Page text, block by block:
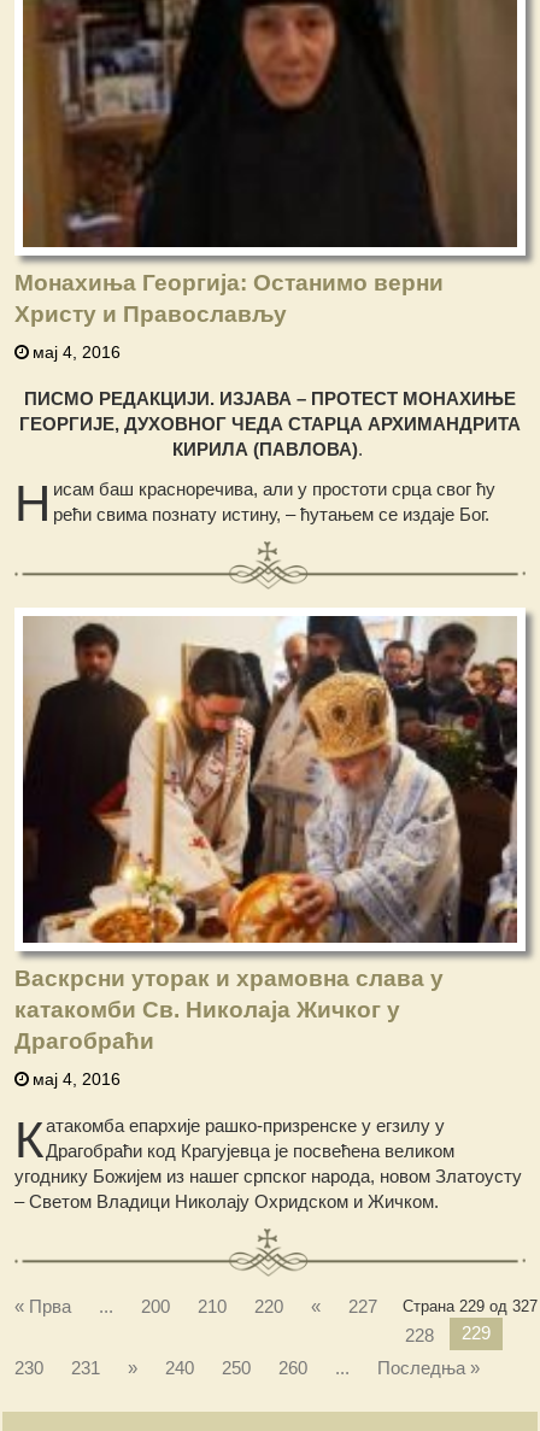
Монахиња Георгија: Останимо верни
Христу и Православљу
мај 4, 2016
ПИСМО РЕДАКЦИЈИ. ИЗЈАВА – ПРОТЕСТ МОНАХИЊЕ
ГЕОРГИЈЕ, ДУХОВНОГ ЧЕДА СТАРЦА АРХИМАНДРИТА
КИРИЛА (ПАВЛОВА).
Н исам баш красноречива, али у простоти срца свог ћу
рећи свима познату истину, – ћутањем се издаје Бог.
Васкрсни уторак и храмовна слава у
катакомби Св. Николаја Жичког у
Драгобраћи
мај 4, 2016
Катакомба епархије рашко-призренске у егзилу у
Драгобраћи код Крагујевца је посвећена великом
угоднику Божијем из нашег српског народа, новом Златоусту
– Светом Владици Николају Охридском и Жичком.
Страна 229 од 327
« Прва ... 200 210 220 «
227
228
229
230
231 » 240 250 260 ... Последња »